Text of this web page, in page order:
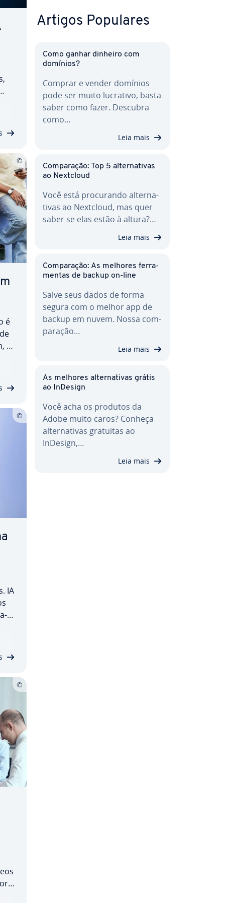
é
a
IA
Artigos Populares
Como ganhar dinheiro com
domínios?
Comprar e vender domínios
pode ser muito lucrativo, basta
saber como fazer. Descubra
como…
Leia mais
Com­pa­ra­ção: Top 5 al­ter­na­ti­vas
ao Nextcloud
Você está pro­cu­rando al­ter­na­
ti­vas ao Nextcloud, mas quer
saber se elas estão à altura?…
Leia mais
Com­pa­ra­ção: As melhores fer­ra­
men­tas de backup on-line
Salve seus dados de forma
segura com o melhor app de
backup em nuvem. Nossa com­
pa­ra­ção…
Leia mais
As melhores al­ter­na­ti­vas grátis
ao InDesign
Você acha os produtos da
Adobe muito caros? Conheça
al­ter­na­ti­vas gratuitas ao
InDesign,…
Leia mais